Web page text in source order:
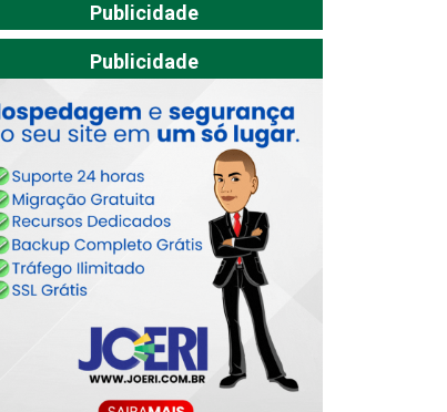
Publicidade
Publicidade